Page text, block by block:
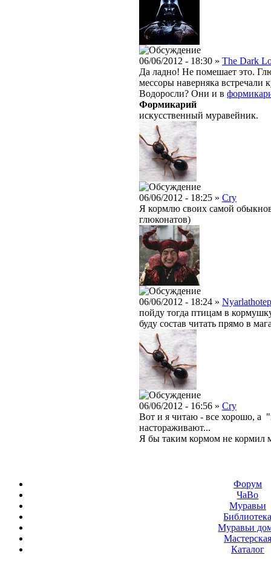
06/06/2012 - 18:30 » The Dark
Да ладно! Не помешает это.
мессоры наверняка встречали
Водоросли? Они и в
Формикарий
искусственный муравейник.
06/06/2012 - 18:25 » Cry
Я кормлю своих самой
глюконатов)
06/06/2012 - 18:24 » Nyarlathotep
пойду тогда птицам в
буду состав читать прямо в
06/06/2012 - 16:56 » Cry
Вот и я читаю - все хорошо, а "
настораживают...
Я бы таким кормом не кормил
Форум
ЧаВо
Муравьи
Муравьи
Мастерская
Каталог